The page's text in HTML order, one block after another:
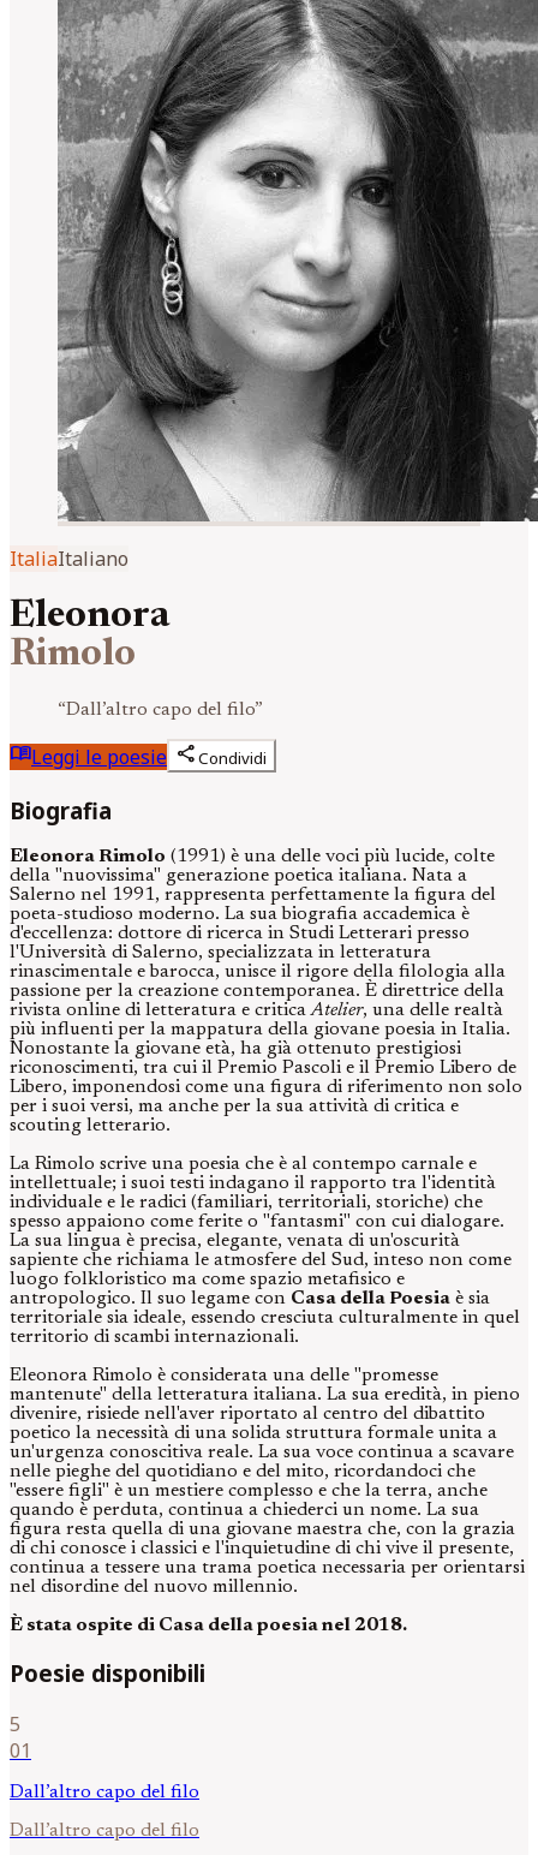
ItaliaItaliano
Eleonora
Rimolo
“Dall’altro capo del filo”
menu_bookLeggi le poesie shareCondividi
Biografia
Eleonora Rimolo (1991) è una delle voci più lucide, colte
della "nuovissima" generazione poetica italiana. Nata a
Salerno nel 1991, rappresenta perfettamente la figura del
poeta-studioso moderno. La sua biografia accademica è
d'eccellenza: dottore di ricerca in Studi Letterari presso
l'Università di Salerno, specializzata in letteratura
rinascimentale e barocca, unisce il rigore della filologia alla
passione per la creazione contemporanea. È direttrice della
rivista online di letteratura e criticaAtelier, una delle realtà
più influenti per la mappatura della giovane poesia in Italia.
Nonostante la giovane età, ha già ottenuto prestigiosi
riconoscimenti, tra cui il Premio Pascoli e il Premio Libero de
Libero, imponendosi come una figura di riferimento non solo
per i suoi versi, ma anche per la sua attività di critica e
scouting letterario.
La Rimolo scrive una poesia che è al contempo carnale e
intellettuale; i suoi testi indagano il rapporto tra l'identità
individuale e le radici (familiari, territoriali, storiche) che
spesso appaiono come ferite o "fantasmi" con cui dialogare.
La sua lingua è precisa, elegante, venata di un'oscurità
sapiente che richiama le atmosfere del Sud, inteso non come
luogo folkloristico ma come spazio metafisico e
antropologico. Il suo legame con Casa della Poesia è sia
territoriale sia ideale, essendo cresciuta culturalmente in quel
territorio di scambi internazionali.
Eleonora Rimolo è considerata una delle "promesse
mantenute" della letteratura italiana. La sua eredità, in pieno
divenire, risiede nell'aver riportato al centro del dibattito
poetico la necessità di una solida struttura formale unita a
un'urgenza conoscitiva reale. La sua voce continua a scavare
nelle pieghe del quotidiano e del mito, ricordandoci che
"essere figli" è un mestiere complesso e che la terra, anche
quando è perduta, continua a chiederci un nome. La sua
figura resta quella di una giovane maestra che, con la grazia
di chi conosce i classici e l'inquietudine di chi vive il presente,
continua a tessere una trama poetica necessaria per orientarsi
nel disordine del nuovo millennio.
È stata ospite di Casa della poesia nel 2018.
Poesie disponibili
5
01
Dall’altro capo del filo
Dall’altro capo del filo